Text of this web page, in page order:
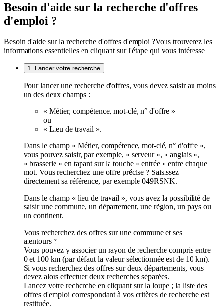
Besoin d'aide sur la recherche d'offres
d'emploi ?
Besoin d'aide sur la recherche d'offres d'emploi ?Vous trouverez les
informations essentielles en cliquant sur l'étape qui vous intéresse
1. Lancer votre recherche
Pour lancer une recherche d'offres, vous devez saisir au moins
un des deux champs :
« Métier, compétence, mot-clé, n° d'offre »
ou
« Lieu de travail ».
Dans le champ « Métier, compétence, mot-clé, n° d'offre »,
vous pouvez saisir, par exemple, « serveur », « anglais »,
« brasserie » en tapant sur la touche « entrée » entre chaque
mot. Vous recherchez une offre précise ? Saisissez
directement sa référence, par exemple 049RSNK.
Dans le champ « lieu de travail », vous avez la possibilité de
saisir une commune, un département, une région, un pays ou
un continent.
Vous recherchez des offres sur une commune et ses
alentours ?
Vous pouvez y associer un rayon de recherche compris entre
0 et 100 km (par défaut la valeur sélectionnée est de 10 km).
Si vous recherchez des offres sur deux départements, vous
devez alors effectuer deux recherches séparées.
Lancez votre recherche en cliquant sur la loupe ; la liste des
offres d'emploi correspondant à vos critères de recherche est
restituée.